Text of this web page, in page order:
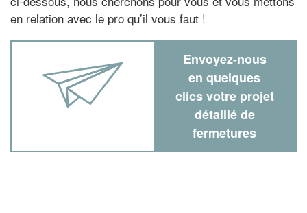
en relation avec le pro qu’il vous faut !
Envoyez-nous
en quelques
clics votre projet
détaillé de
fermetures